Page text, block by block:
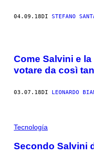
04.09.18DI STEFANO
Come Salvini e
votare da così
03.07.18DI LEONARDO
Tecnología
Secondo Salvini